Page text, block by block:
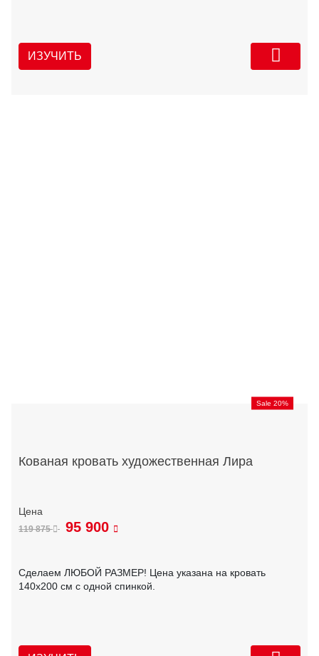
ИЗУЧИТЬ
Sale 20%
Кованая кровать художественная Лира
119 875 95 900
Сделаем ЛЮБОЙ РАЗМЕР! Цена указана на кровать
140х200 см с одной спинкой.